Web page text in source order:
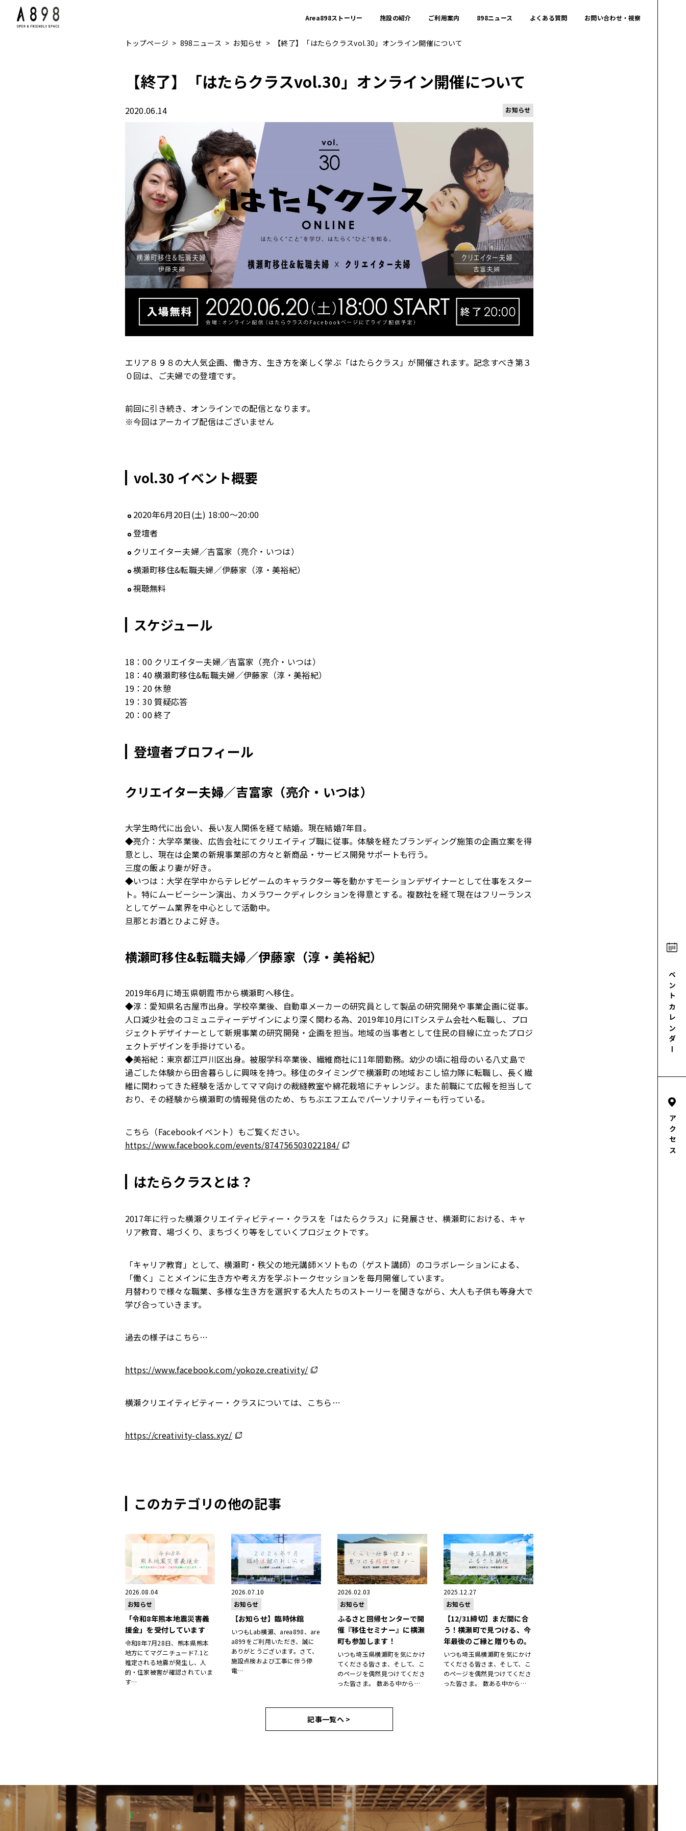
Area898ストーリー 施設の紹介 ご利用案内 898ニュース よくある質問 お問い合わせ・視察
イベントカレンダー
アクセス
トップページ 898ニュース お知らせ 【終了】「はたらクラスvol.30」オンライン開催について
【終了】「はたらクラスvol.30」オンライン開催について
2020.06.14 お知らせ
エリア８９８の大人気企画、働き方、生き方を楽しく学ぶ「はたらクラス」が開催されます。記念すべき第３
０回は、ご夫婦での登壇です。
前回に引き続き、オンラインでの配信となります。
※今回はアーカイブ配信はございません
vol.30 イベント概要
2020年6月20日(土) 18:00～20:00
登壇者
クリエイター夫婦／吉富家（亮介・いつは）
横瀬町移住&転職夫婦／伊藤家（淳・美裕紀）
視聴無料
スケジュール
18：00 クリエイター夫婦／吉富家（亮介・いつは）
18：40 横瀬町移住&転職夫婦／伊藤家（淳・美裕紀）
19：20 休憩
19：30 質疑応答
20：00 終了
登壇者プロフィール
クリエイター夫婦／吉富家（亮介・いつは）
大学生時代に出会い、長い友人関係を経て結婚。現在結婚7年目。
◆亮介：大学卒業後、広告会社にてクリエイティブ職に従事。体験を経たブランディング施策の企画立案を得
意とし、現在は企業の新規事業部の方々と新商品・サービス開発サポートも行う。
三度の飯より妻が好き。
◆いつは：大学在学中からテレビゲームのキャラクター等を動かすモーションデザイナーとして仕事をスター
ト。特にムービーシーン演出、カメラワークディレクションを得意とする。複数社を経て現在はフリーランス
としてゲーム業界を中心として活動中。
旦那とお酒とひよこ好き。
横瀬町移住&転職夫婦／伊藤家（淳・美裕紀）
2019年6月に埼玉県朝霞市から横瀬町へ移住。
◆淳：愛知県名古屋市出身。学校卒業後、自動車メーカーの研究員として製品の研究開発や事業企画に従事。
人口減少社会のコミュニティーデザインにより深く関わる為、2019年10月にITシステム会社へ転職し、プロ
ジェクトデザイナーとして新規事業の研究開発・企画を担当。地域の当事者として住民の目線に立ったプロジ
ェクトデザインを手掛けている。
◆美裕紀：東京都江戸川区出身。被服学科卒業後、繊維商社に11年間勤務。幼少の頃に祖母のいる八丈島で
過ごした体験から田舎暮らしに興味を持つ。移住のタイミングで横瀬町の地域おこし協力隊に転職し、長く繊
維に関わってきた経験を活かしてママ向けの裁縫教室や綿花栽培にチャレンジ。また前職にて広報を担当して
おり、その経験から横瀬町の情報発信のため、ちちぶエフエムでパーソナリティーも行っている。
こちら（Facebookイベント）もご覧ください。
https://www.facebook.com/events/874756503022184/
はたらクラスとは？
2017年に行った横瀬クリエイティビティー・クラスを「はたらクラス」に発展させ、横瀬町における、キャ
リア教育、場づくり、まちづくり等をしていくプロジェクトです。
「キャリア教育」として、横瀬町・秩父の地元講師×ソトもの（ゲスト講師）のコラボレーションによる、
「働く」ことメインに生き方や考え方を学ぶトークセッションを毎月開催しています。
月替わりで様々な職業、多様な生き方を選択する大人たちのストーリーを聞きながら、大人も子供も等身大で
学び合っていきます。
過去の様子はこちら…
https://www.facebook.com/yokoze.creativity/
横瀬クリエイティビティー・クラスについては、こちら…
https://creativity-class.xyz/
このカテゴリの他の記事
2026.08.04
お知らせ
「令和8年熊本地震災害義
援金」を受付しています
令和8年7月28日、熊本県熊本
地方にてマグニチュード7.1と
推定される地震が発生し、人
的・住家被害が確認されていま
す…
2026.07.10
お知らせ
【お知らせ】臨時休館
いつもLab横瀬、area898、are
a899をご利用いただき、誠に
ありがとうございます。さて、
施設点検および工事に伴う停
電…
2026.02.03
お知らせ
ふるさと回帰センターで開
催『移住セミナー』に横瀬
町も参加します！
いつも埼玉県横瀬町を気にかけ
てくださる皆さま、そして、こ
のページを偶然見つけてくださ
った皆さま。 数ある中から…
2025.12.27
お知らせ
【12/31締切】まだ間に合
う！横瀬町で見つける、今
年最後のご縁と贈りもの。
いつも埼玉県横瀬町を気にかけ
てくださる皆さま、そして、こ
のページを偶然見つけてくださ
った皆さま。 数ある中から…
記事一覧へ >